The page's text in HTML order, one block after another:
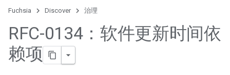
Fuchsia Discover 治理
RFC-0134：软件更新时间依
赖项